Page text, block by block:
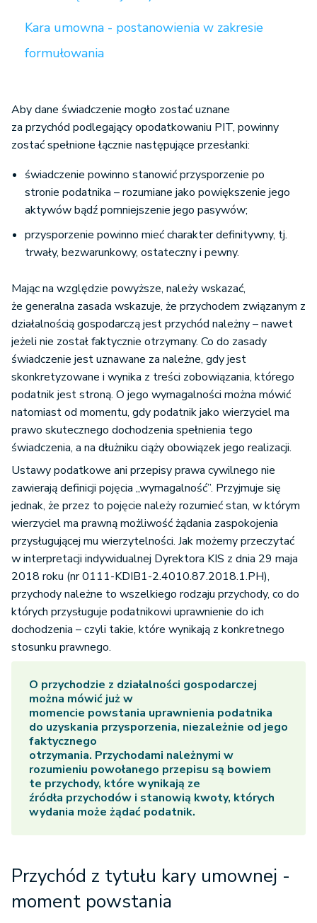
Kara umowna - postanowienia w zakresie
formułowania
Aby dane świadczenie mogło zostać uznane
za przychód podlegający opodatkowaniu PIT, powinny
zostać spełnione łącznie następujące przesłanki:
świadczenie powinno stanowić przysporzenie po
stronie podatnika – rozumiane jako powiększenie jego
aktywów bądź pomniejszenie jego pasywów;
przysporzenie powinno mieć charakter definitywny, tj.
trwały, bezwarunkowy, ostateczny i pewny.
Mając na względzie powyższe, należy wskazać,
że generalna zasada wskazuje, że przychodem związanym z
działalnością gospodarczą jest przychód należny – nawet
jeżeli nie został faktycznie otrzymany. Co do zasady
świadczenie jest uznawane za należne, gdy jest
skonkretyzowane i wynika z treści zobowiązania, którego
podatnik jest stroną. O jego wymagalności można mówić
natomiast od momentu, gdy podatnik jako wierzyciel ma
prawo skutecznego dochodzenia spełnienia tego
świadczenia, a na dłużniku ciąży obowiązek jego realizacji.
Ustawy podatkowe ani przepisy prawa cywilnego nie
zawierają definicji pojęcia „wymagalność”. Przyjmuje się
jednak, że przez to pojęcie należy rozumieć stan, w którym
wierzyciel ma prawną możliwość żądania zaspokojenia
przysługującej mu wierzytelności. Jak możemy przeczytać
w interpretacji indywidualnej Dyrektora KIS z dnia 29 maja
2018 roku (nr 0111-KDIB1-2.4010.87.2018.1.PH),
przychody należne to wszelkiego rodzaju przychody, co do
których przysługuje podatnikowi uprawnienie do ich
dochodzenia – czyli takie, które wynikają z konkretnego
stosunku prawnego.
O przychodzie z działalności gospodarczej
można mówić już w
momencie powstania uprawnienia podatnika
do uzyskania przysporzenia, niezależnie od jego
faktycznego
otrzymania. Przychodami należnymi w
rozumieniu powołanego przepisu są bowiem
te przychody, które wynikają ze
źródła przychodów i stanowią kwoty, których
wydania może żądać podatnik.
Przychód z tytułu kary umownej -
moment powstania